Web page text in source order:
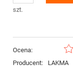
szt.
Ocena:
Producent:
LAKMA